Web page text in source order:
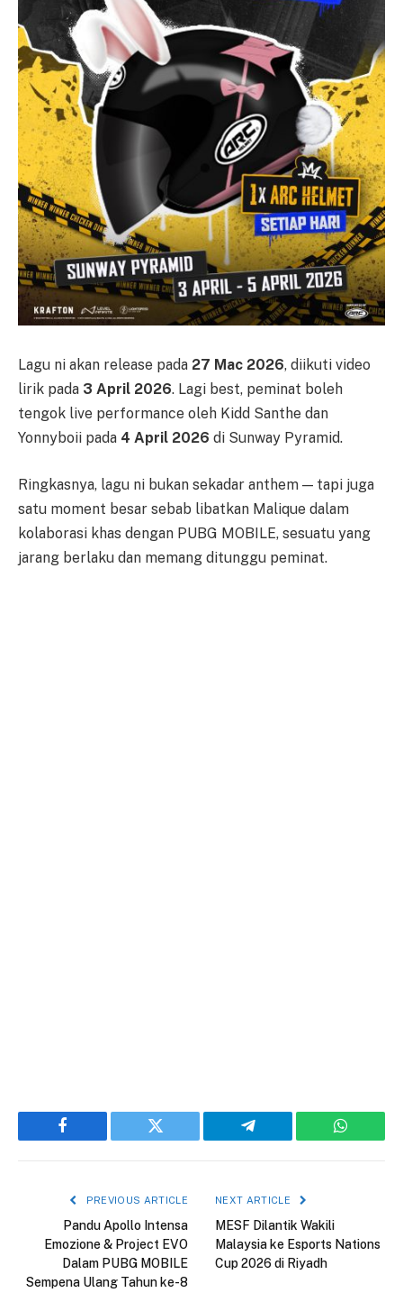
Lagu ni akan release pada 27 Mac 2026, diikuti video
lirik pada 3 April 2026. Lagi best, peminat boleh
tengok live performance oleh Kidd Santhe dan
Yonnyboii pada 4 April 2026 di Sunway Pyramid.
Ringkasnya, lagu ni bukan sekadar anthem — tapi juga
satu moment besar sebab libatkan Malique dalam
kolaborasi khas dengan PUBG MOBILE, sesuatu yang
jarang berlaku dan memang ditunggu peminat.
Facebook Twitter Telegram
PREVIOUS ARTICLE
Pandu Apollo Intensa
Emozione & Project EVO
Dalam PUBG MOBILE
Sempena Ulang Tahun ke-8
NEXT ARTICLE
MESF Dilantik Wakili
Malaysia ke Esports Nations
Cup 2026 di Riyadh